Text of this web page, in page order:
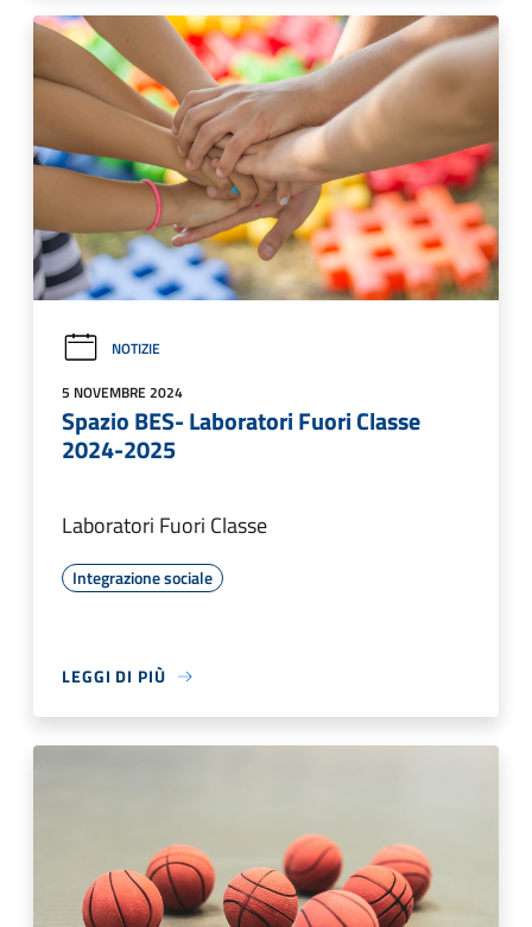
NOTIZIE
5 NOVEMBRE 2024
Spazio BES- Laboratori Fuori Classe
2024-2025
Laboratori Fuori Classe
Integrazione sociale
LEGGI DI PIÙ